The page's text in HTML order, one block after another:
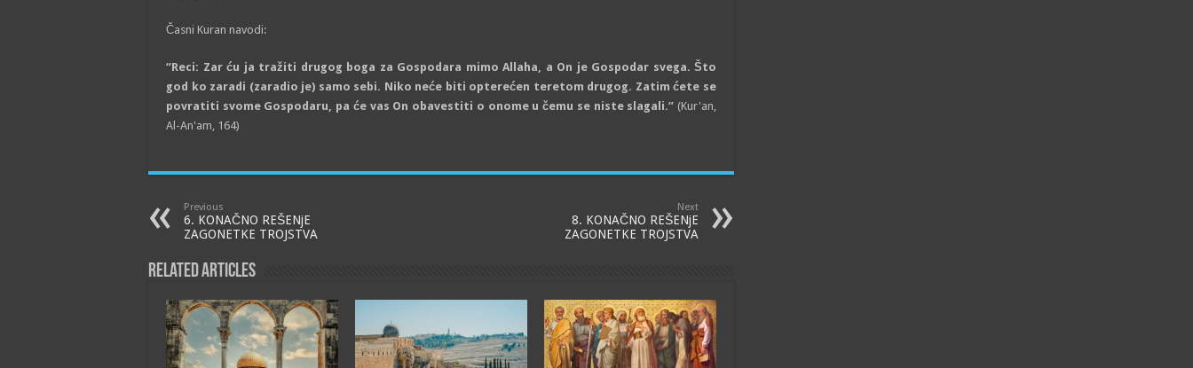
Časni Kuran navodi:
“Reci: Zar ću ja tražiti drugog boga za Gospodara mimo Allaha, a On je Gospodar svega. Što
god ko zaradi (zaradio je) samo sebi. Niko neće biti opterećen teretom drugog. Zatim ćete se
povratiti svome Gospodaru, pa će vas On obavestiti o onome u čemu se niste slagali.” (Kur'an,
Al-An'am, 164)
Previous
6. KONAČNO REŠENjE
ZAGONETKE TROJSTVA
Next
8. KONAČNO REŠENjE
ZAGONETKE TROJSTVA
Related Articles